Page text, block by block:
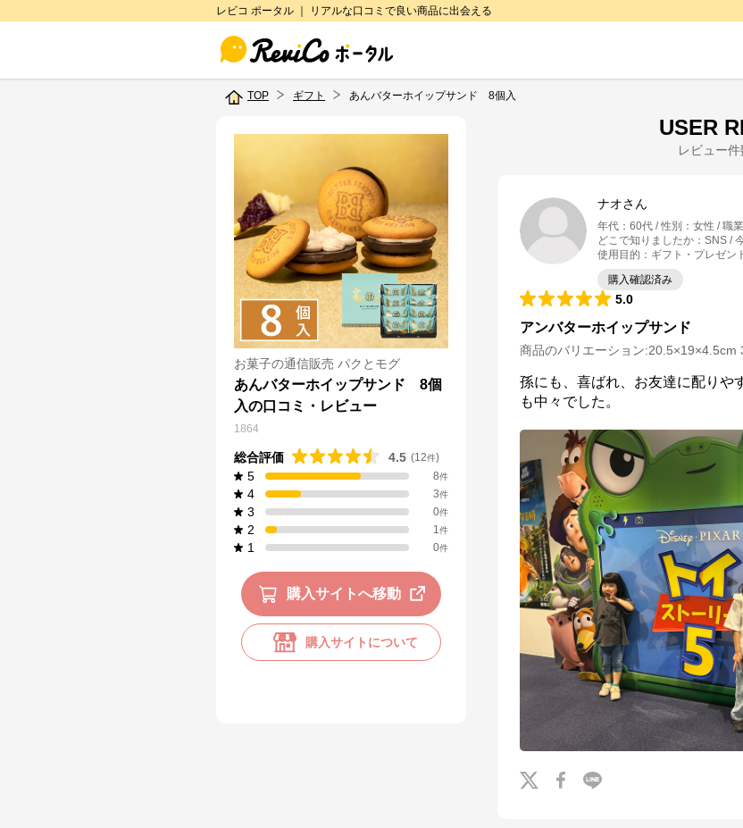
レビコ ポータル ｜ リアルな口コミで良い商品に出会える
TOP ギフト あんバターホイップサンド 8個入
お菓子の通信販売 パクとモグ
あんバターホイップサンド 8個
入の口コミ・レビュー
1864
総合評価 4.5 (12件)
5 8件
4 3件
3 0件
2 1件
1 0件
購入サイトへ移動
購入サイトについて
USER
レビュー件
ナオさん
年代 ： 60代 性別 ： 女性 職業
どこで知りましたか ： SNS
使用目的 ： ギフト・プレゼン
購入確認済み
5.0
アンバターホイップサンド
商品のバリエーション:
孫にも、喜ばれ、お友達に配りや
も中々でした。